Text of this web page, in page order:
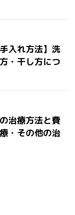
入れ方法】洗
・干し方につ
治療方法と費
・その他の治